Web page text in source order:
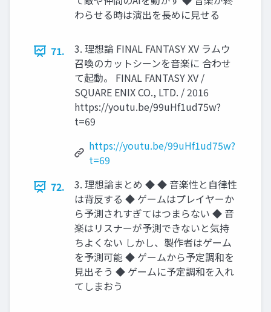
わらせる時は演出を長めに見せる
71.
3. 理想論 FINAL FANTASY XV ラムウ
召喚のカットシーンを音楽に 合わせ
て起動。 FINAL FANTASY XV /
SQUARE ENIX CO., LTD. / 2016
https://youtu.be/99uHf1ud75w?
t=69
https://youtu.be/99uHf1ud75w?
t=69
72.
3. 理想論まとめ ◆ ◆ 音楽性と自律性
は背反する ◆ ゲームはプレイヤーか
ら予測されすぎてはつまらない ◆ 音
楽はリスナーが予測できないと気持
ちよくない しかし、製作者はゲーム
を予測可能 ◆ ゲームから予定調和を
見出そう ◆ ゲームに予定調和を入れ
てしまおう